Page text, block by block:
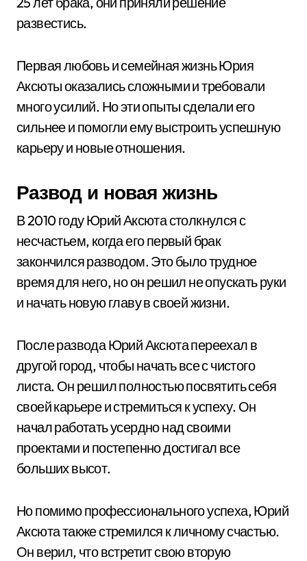
развестись.
Первая любовь и семейная жизнь Юрия
Аксюты оказались сложными и требовали
много усилий. Но эти опыты сделали его
сильнее и помогли ему выстроить успешную
карьеру и новые отношения.
Развод и новая жизнь
В 2010 году Юрий Аксюта столкнулся с
несчастьем, когда его первый брак
закончился разводом. Это было трудное
время для него, но он решил не опускать руки
и начать новую главу в своей жизни.
После развода Юрий Аксюта переехал в
другой город, чтобы начать все с чистого
листа. Он решил полностью посвятить себя
своей карьере и стремиться к успеху. Он
начал работать усердно над своими
проектами и постепенно достигал все
больших высот.
Но помимо профессионального успеха, Юрий
Аксюта также стремился к личному счастью.
Он верил, что встретит свою вторую